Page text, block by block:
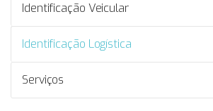
Identificação Veicular
Identificação Logística
Serviços